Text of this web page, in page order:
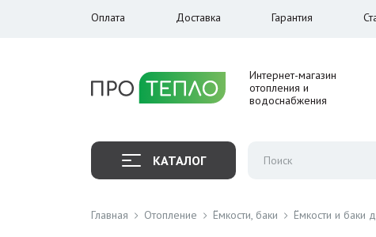
Оплата Доставка Гарантия
Интернет-магазин
отопления и
водоснабжения
КАТАЛОГ
Главная Отопление Ёмкости, баки Ёмкости и баки